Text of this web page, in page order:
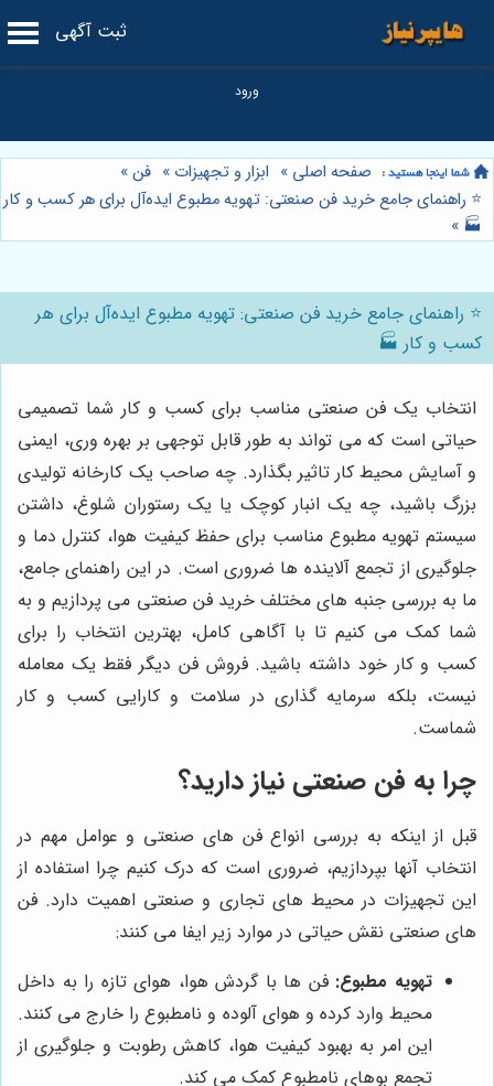
ثبت آگهی
صفحه اصلی » ابزار و تجهیزات » فن»
⭐️ راهنمای جامع خرید فن صنعتی: تهویه مطبوع ایده‌آل برای هر کسب و کار
🏭
»
⭐️ راهنمای جامع خرید فن صنعتی: تهویه مطبوع ایده‌آل برای هر
کسب و کار 🏭
انتخاب یک فن صنعتی مناسب برای کسب و کار شما تصمیمی
حیاتی است که می تواند به طور قابل توجهی بر بهره وری، ایمنی
و آسایش محیط کار تاثیر بگذارد. چه صاحب یک کارخانه تولیدی
بزرگ باشید، چه یک انبار کوچک یا یک رستوران شلوغ، داشتن
سیستم تهویه مطبوع مناسب برای حفظ کیفیت هوا، کنترل دما و
جلوگیری از تجمع آلاینده ها ضروری است. در این راهنمای جامع،
ما به بررسی جنبه های مختلف خرید فن صنعتی می پردازیم و به
شما کمک می کنیم تا با آگاهی کامل، بهترین انتخاب را برای
کسب و کار خود داشته باشید. فروش فن دیگر فقط یک معامله
نیست، بلکه سرمایه گذاری در سلامت و کارایی کسب و کار
شماست.
چرا به فن صنعتی نیاز دارید؟
قبل از اینکه به بررسی انواع فن های صنعتی و عوامل مهم در
انتخاب آنها بپردازیم، ضروری است که درک کنیم چرا استفاده از
این تجهیزات در محیط های تجاری و صنعتی اهمیت دارد. فن
های صنعتی نقش حیاتی در موارد زیر ایفا می کنند:
تهویه مطبوع: فن ها با گردش هوا، هوای تازه را به داخل
محیط وارد کرده و هوای آلوده و نامطبوع را خارج می کنند.
این امر به بهبود کیفیت هوا، کاهش رطوبت و جلوگیری از
تجمع بوهای نامطبوع کمک می کند.